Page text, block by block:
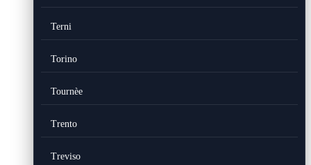
Terni
Torino
Tournèe
Trento
Treviso